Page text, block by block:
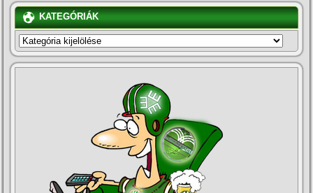
KATEGÓRIÁK
KATEGÓRIÁK